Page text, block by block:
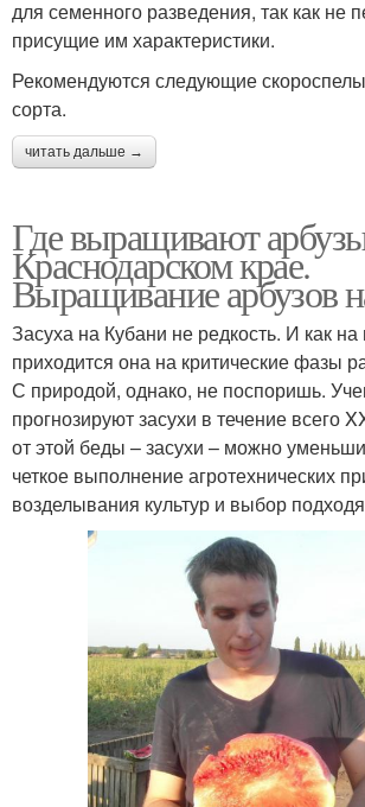
для семенного разведения, так как не
присущие им характеристики.
Рекомендуются следующие
сорта.
читать дальше →
Где выращивают
Краснодарском крае.
Выращивание арбузов
Засуха на Кубани не редкость. И как
приходится она на критические фазы
С природой, однако, не поспоришь.
прогнозируют засухи в течение всего
от этой беды – засухи – можно
четкое выполнение агротехнических
возделывания культур и выбор